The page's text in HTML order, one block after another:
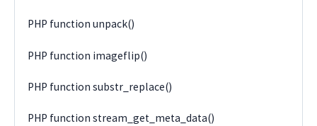
PHP function unpack()
PHP function imageflip()
PHP function substr_replace()
PHP function stream_get_meta_data()